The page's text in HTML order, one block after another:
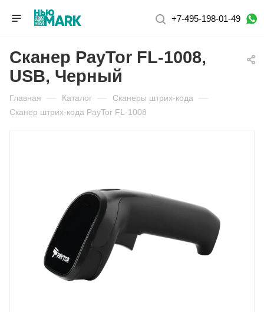
+7-495-198-01-49
Сканер PayTor FL-1008,
USB, Черный
Главная — Каталог — Сканеры штрих-кода —
Сканер штрих-кода PayTor FL-1008